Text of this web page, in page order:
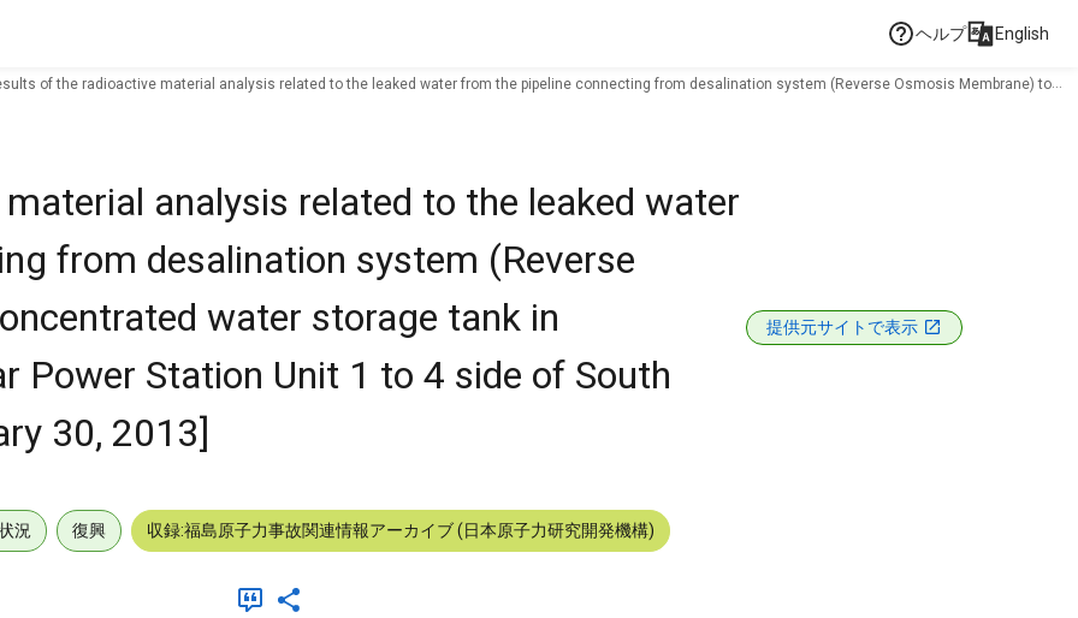
ヘルプ English
of the radioactive material analysis related to the leaked water from the pipeline connecting from desalination system (Reverse Osmosis Membrane) to
analysis related to the leaked water
from desalination system (Reverse
water storage tank in
Power Station Unit 1 to 4 side of South
30, 2013]
提供元サイトで表示
況 復興 収録:福島原子力事故関連情報アーカイブ (日本原子力研究開発機構)